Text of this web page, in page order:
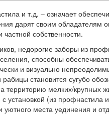
и т.д. – означает
дарят своим обладателям
собственности.
недорогие заборы из
способны
и визуально
становится сугубо
территорию мелких/крупных
(из профнастила
уютного места уединения и